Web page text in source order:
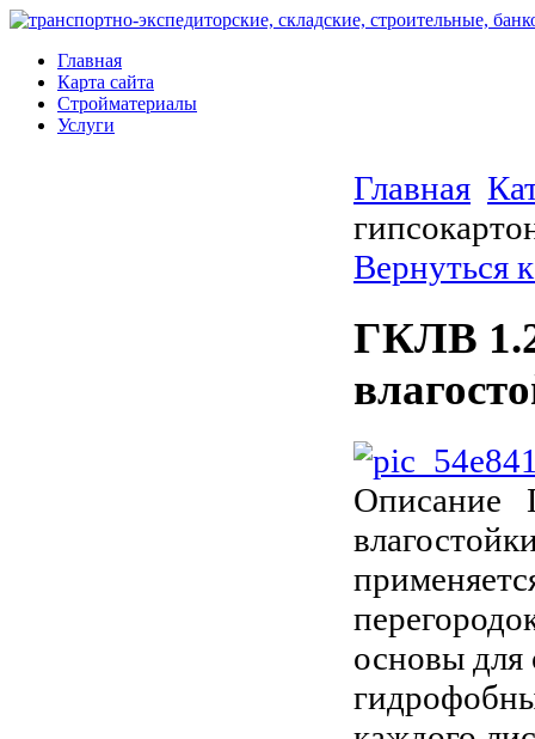
Главная
Карта сайта
Стройматериалы
Услуги
Главная
Вернуться
ГКЛВ
Описание
основы для